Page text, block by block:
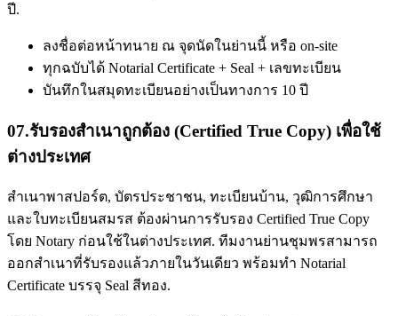
ปี.
ลงชื่อต่อหน้าทนาย ณ จุดนัดในย่านนี้ หรือ on-site
ทุกฉบับได้ Notarial Certificate + Seal + เลขทะเบียน
บันทึกในสมุดทะเบียนอย่างเป็นทางการ 10 ปี
07.รับรองสำเนาถูกต้อง (Certified True Copy) เพื่อใช้
ต่างประเทศ
สำเนาพาสปอร์ต, บัตรประชาชน, ทะเบียนบ้าน, วุฒิการศึกษา
และใบทะเบียนสมรส ต้องผ่านการรับรอง Certified True Copy
โดย Notary ก่อนใช้ในต่างประเทศ. ทีมงานย่านชุมพรสามารถ
ออกสำเนาที่รับรองแล้วภายในวันเดียว พร้อมทำ Notarial
Certificate บรรจุ Seal สีทอง.